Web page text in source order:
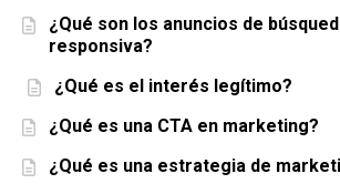
¿Qué son los anuncios de
responsiva?
¿Qué es el interés legítimo?
¿Qué es una CTA en marketing?
¿Qué es una estrategia de